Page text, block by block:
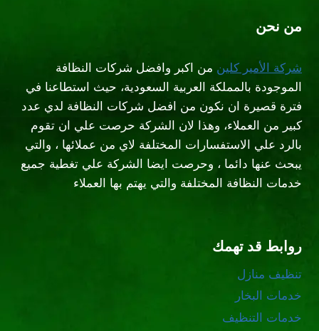
من نحن
شركة الأمير كلين من اكبر وافضل شركات النظافة
الموجودة بالمملكة العربية السعودية، حيث استطاعنا في
فترة قصيرة ان نكون من افضل شركات النظافة لدي عدد
كبير من العملاء، وهذا لان الشركة حرصت علي ان تقوم
بالرد علي الاستفسارات المختلفة لاي من عملائها ، والتي
يبحث عنها دائما ، وحرصت ايضا الشركة علي تغطية جميع
خدمات النظافة المختلفة والتي يهتم بها العملاء
روابط قد تهمك
تنظيف منازل
خدمات البخار
خدمات التنظيف